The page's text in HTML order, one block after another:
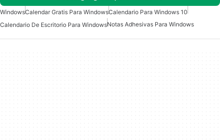
WindowsCalendar Gratis Para WindowsCalendario Para Windows 10
Calendario De Escritorio Para WindowsNotas Adhesivas Para Windows